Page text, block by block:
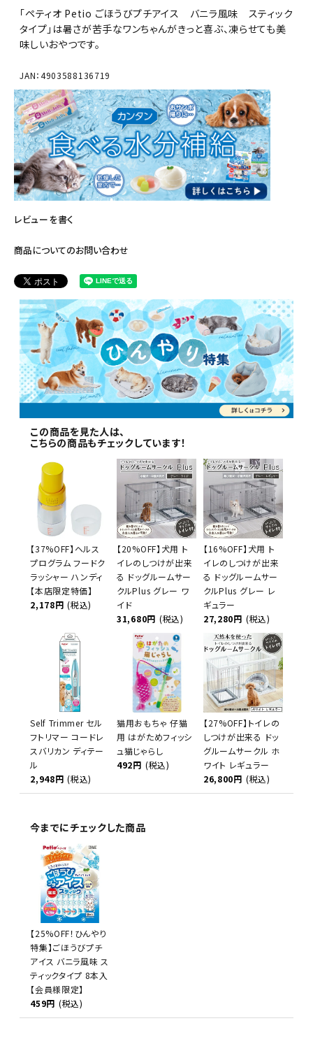
「ペティオ Petio ごほうびプチアイス バニラ風味 スティック
タイプ」は暑さが苦手なワンちゃんがきっと喜ぶ、凍らせても美
味しいおやつです。
JAN：4903588136719
レビューを書く
商品についてのお問い合わせ
この商品を見た人は、
こちらの商品もチェックしています！
【37%OFF】ヘルス
プログラム フードク
ラッシャー ハンディ
【本店限定特価】
2,178円 (税込)
【20%OFF】犬用 ト
イレのしつけが出来
る ドッグルームサー
クルPlus グレー ワ
イド
31,680円 (税込)
【16%OFF】犬用 ト
イレのしつけが出来
る ドッグルームサー
クルPlus グレー レ
ギュラー
27,280円 (税込)
Self Trimmer セル
フトリマー コードレ
スバリカン ディテー
ル
2,948円 (税込)
猫用おもちゃ 仔猫
用 はがためフィッシ
ュ猫じゃらし
492円 (税込)
【27%OFF】トイレの
しつけが出来る ドッ
グルームサークル ホ
ワイト レギュラー
26,800円 (税込)
今までにチェックした商品
【25%OFF！ひんやり
特集】ごほうびプチ
アイス バニラ風味 ス
ティックタイプ 8本入
【会員様限定】
459円 (税込)